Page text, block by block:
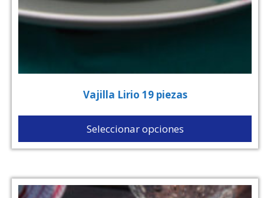
Vajilla Lirio 19 piezas
Seleccionar opciones